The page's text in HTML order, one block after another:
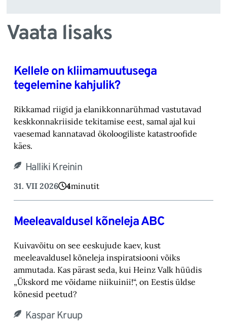
Vaata lisaks
Kellele on kliimamuutusega
tegelemine kahjulik?
Rikkamad riigid ja elanikkonnarühmad vastutavad
keskkonnakriiside tekitamise eest, samal ajal kui
vaesemad kannatavad ökoloogiliste katastroofide
käes.
Halliki Kreinin
31. VII 2026 4minutit
Meeleavaldusel kõneleja ABC
Kuivavõitu on see eeskujude kaev, kust
meeleavaldusel kõneleja inspiratsiooni võiks
ammutada. Kas pärast seda, kui Heinz Valk hüüdis
„Ükskord me võidame niikuinii!“, on Eestis üldse
kõnesid peetud?
Kaspar Kruup